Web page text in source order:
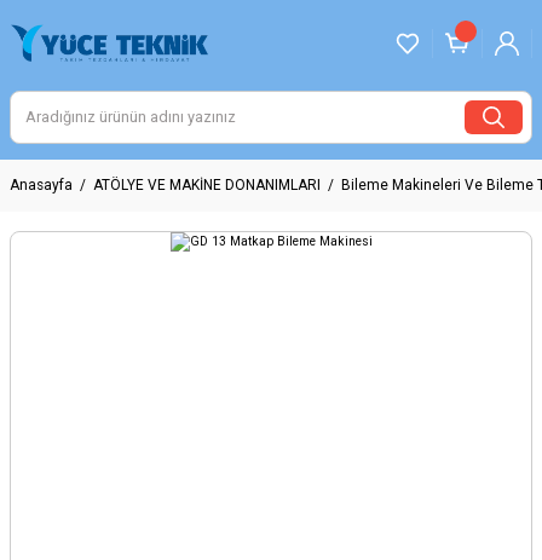
Anasayfa ATÖLYE VE MAKİNE DONANIMLARI Bileme Makineleri Ve Bileme